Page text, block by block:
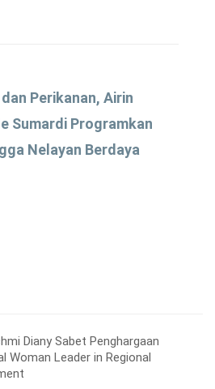
Perikanan, Airin
Sumardi Programkan
Nelayan Berdaya
Diany Sabet Penghargaan
Woman Leader in Regional